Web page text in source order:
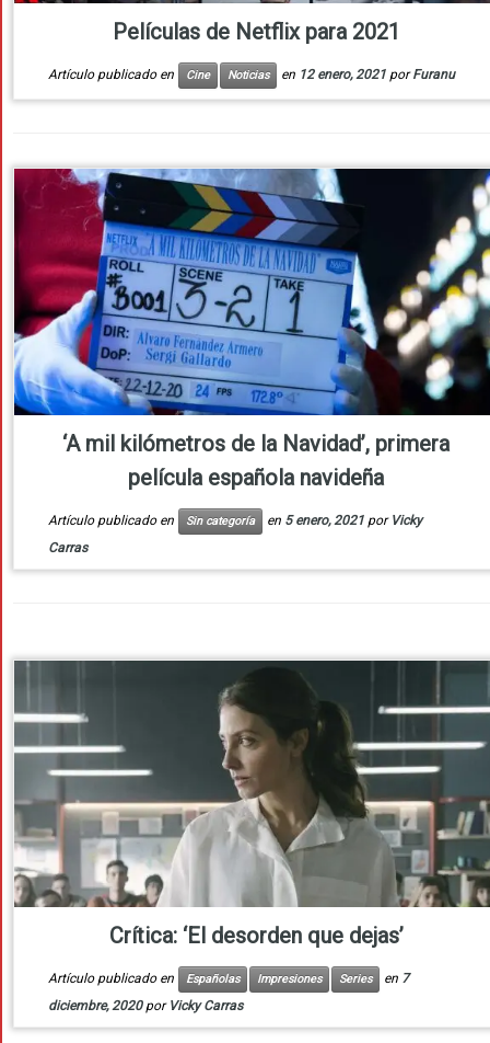
Películas de Netflix para 2021
Artículo publicado en Cine Noticias en 12 enero, 2021 porFuranu
‘A mil kilómetros de la Navidad’, primera
película española navideña
Artículo publicado en Sin categoría en 5 enero, 2021 por Vicky
Carras
Crítica: ‘El desorden que dejas’
Artículo publicado en Españolas Impresiones Series en 7
diciembre, 2020 por Vicky Carras